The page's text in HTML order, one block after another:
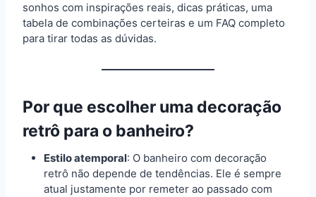
sonhos com inspirações reais, dicas práticas, uma
tabela de combinações certeiras e um FAQ completo
para tirar todas as dúvidas.
Por que escolher uma decoração
retrô para o banheiro?
Estilo atemporal: O banheiro com decoração
retrô não depende de tendências. Ele é sempre
atual justamente por remeter ao passado com